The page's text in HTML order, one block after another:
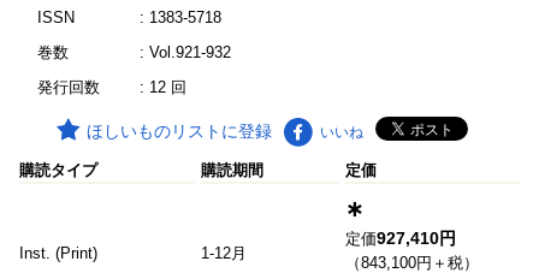
ISSN
: 1383-5718
巻数
: Vol.921-932
発行回数
: 12 回
ほしいものリストに登録 いいね
購読タイプ 購読期間 定価
Inst. (Print) 1-12月
∗
定価927,410円
（843,100円＋税）